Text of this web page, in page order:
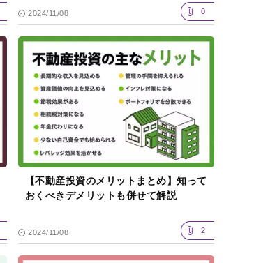
2024/11/08 0
【不動産投資のメリットまとめ】知って
おくべきデメリットも併せて解説
2024/11/08 2